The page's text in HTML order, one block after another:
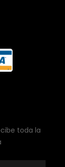
toda la